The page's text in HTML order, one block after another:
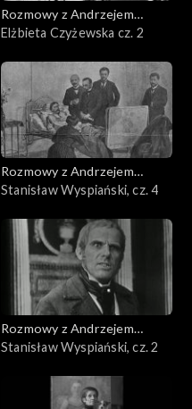
Rozmowy z Andrzejem
Doboszem
Elżbieta Czyżewska cz. 2
Rozmowy z Andrzejem
Doboszem
Stanisław Wyspiański, cz. 4
Rozmowy z Andrzejem
Doboszem
Stanisław Wyspiański, cz. 2